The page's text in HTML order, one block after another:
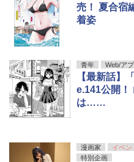
売！ 夏合宿
着姿
青年 Web/アプ
【最新話】
e.141公開！
は……
漫画家
イベン
特別企画